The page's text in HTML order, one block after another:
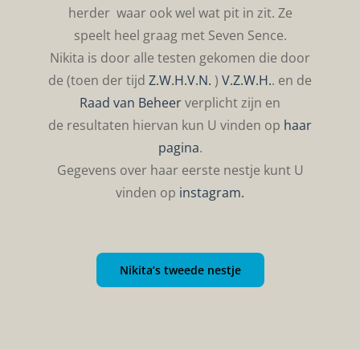
herder waar ook wel wat pit in zit. Ze
speelt heel graag met Seven Sence.
Nikita is door alle testen gekomen die door
de (toen der tijd Z.W.H.V.N. ) V.Z.W.H.. en de
Raad van Beheerverplicht zijn en
de resultaten hiervan kun U vinden op haar
pagina.
Gegevens over haar eerste nestje kunt U
vinden op instagram.
Nikita’s tweede nestje